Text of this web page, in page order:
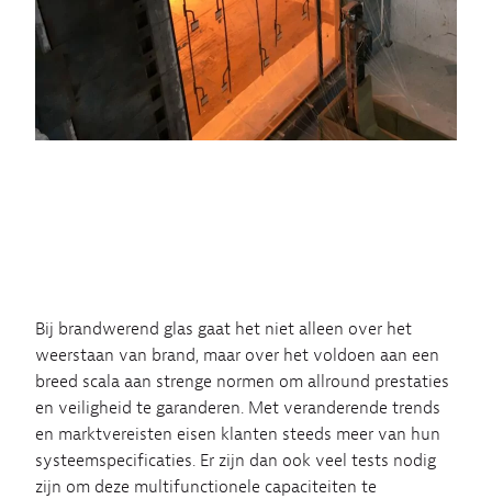
Bij brandwerend glas gaat het niet alleen over het
weerstaan van brand, maar over het voldoen aan een
breed scala aan strenge normen om allround prestaties
en veiligheid te garanderen. Met veranderende trends
en marktvereisten eisen klanten steeds meer van hun
systeemspecificaties. Er zijn dan ook veel tests nodig
zijn om deze multifunctionele capaciteiten te